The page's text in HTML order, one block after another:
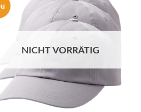
zur
Wunschliste
hinzufügen
NICHT VORRÄTIG